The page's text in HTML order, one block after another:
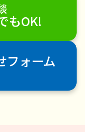
理
ナメクジ駆除
もOK!
フォーム